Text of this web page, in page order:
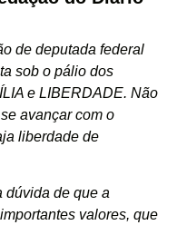
de deputada federal
sob o pálio dos
e LIBERDADE. Não
avançar com o
liberdade de
dúvida de que a
valores, que